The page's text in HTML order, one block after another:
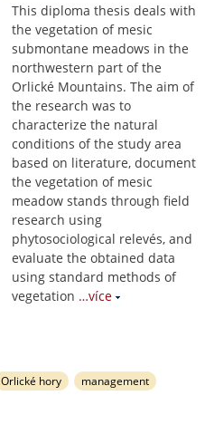
This diploma thesis deals with
the vegetation of mesic
submontane meadows in the
northwestern part of the
Orlické Mountains. The aim of
the research was to
characterize the natural
conditions of the study area
based on literature, document
the vegetation of mesic
meadow stands through field
research using
phytosociological relevés, and
evaluate the obtained data
using standard methods of
vegetation …více
Orlické hory
management